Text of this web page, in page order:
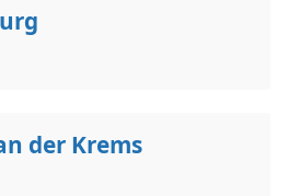
der Krems